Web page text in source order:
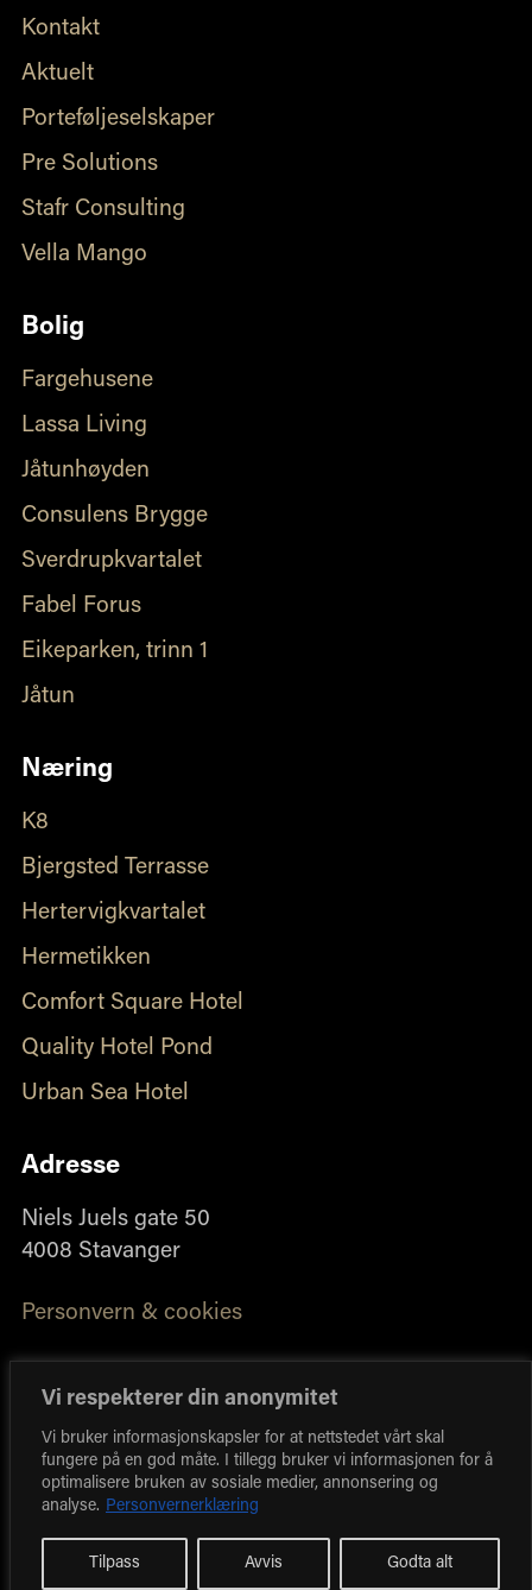
Vi respekterer din anonymitet
Vi bruker informasjonskapsler for at nettstedet vårt skal
fungere på en god måte. I tillegg bruker vi informasjonen for å
optimalisere bruken av sosiale medier, annonsering og
analyse. Personvernerklæring
Tilpass Avvis Godta alt
Kontakt
Aktuelt
Porteføljeselskaper
Pre Solutions
Stafr Consulting
Vella Mango
Bolig
Fargehusene
Lassa Living
Jåtunhøyden
Consulens Brygge
Sverdrupkvartalet
Fabel Forus
Eikeparken, trinn 1
Jåtun
Næring
K8
Bjergsted Terrasse
Hertervigkvartalet
Hermetikken
Comfort Square Hotel
Quality Hotel Pond
Urban Sea Hotel
Adresse
Niels Juels gate 50
4008 Stavanger
Personvern & cookies